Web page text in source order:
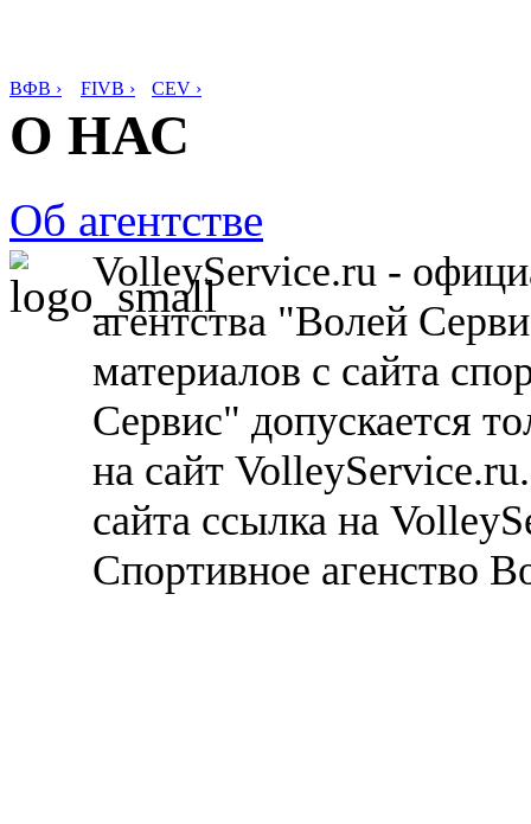
ВФВ › FIVB › CEV ›
О НАС
Об агентстве
VolleyService.ru -
агентства "Волей
материалов с сайта
Сервис" допускается
на сайт
сайта ссылка на
Спортивное агенство